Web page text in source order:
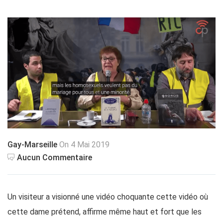
Gay-Marseille On 4 Mai 2019
Aucun Commentaire
Un visiteur a visionné une vidéo choquante cette vidéo où
cette dame prétend, affirme même haut et fort que les